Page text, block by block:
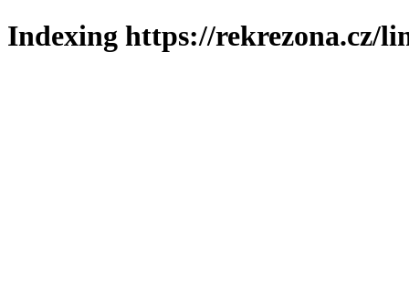
Indexing https://rekrezona.cz/